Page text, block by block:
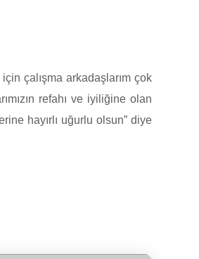
çalışma arkadaşlarım çok
refahı ve iyiliğine olan
hayırlı uğurlu olsun” diye